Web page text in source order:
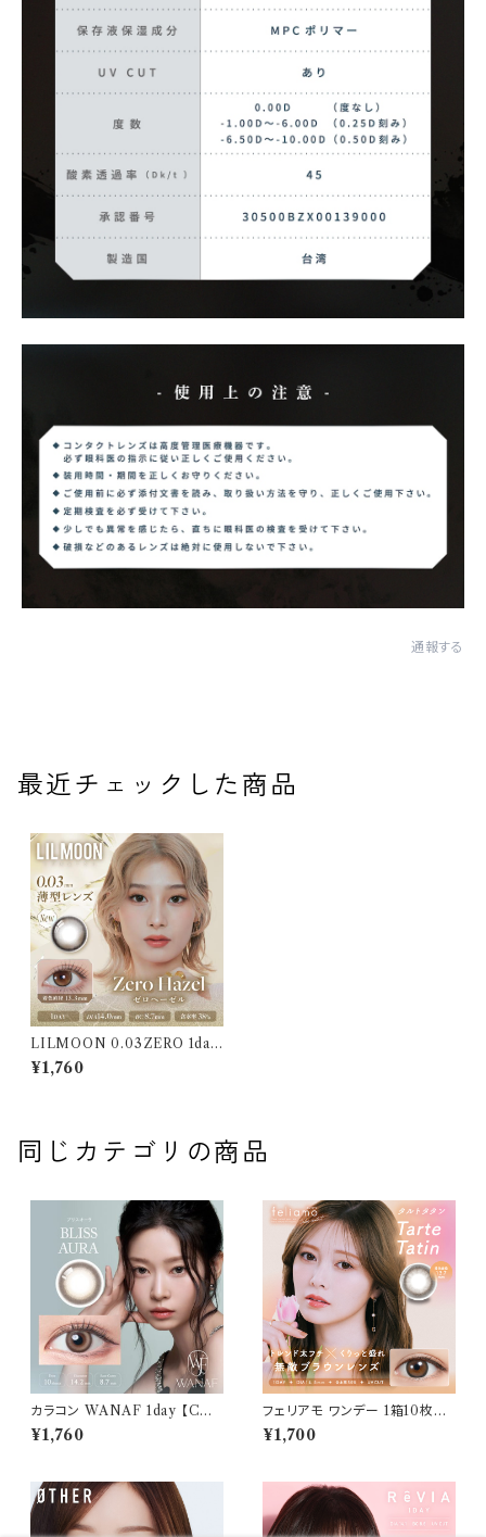
通報する
最近チェックした商品
LILMOON 0.03ZERO 1day
リルムーンゼロシリーズワンデ
ー ゼロヘーゼル(1箱10枚入り)
¥1,760
同じカテゴリの商品
カラコン WANAF 1day 【COL
OR：ブリスオーラ】1箱 10枚入
ワナフ ワンデー キムミンジュ K
レンズ
¥1,760
フェリアモ ワンデー 1箱10枚入
り【COLOR：タルトタタン】 白石
麻衣（まいやん） イメージモデ
ンタクトレンズ
¥1,700